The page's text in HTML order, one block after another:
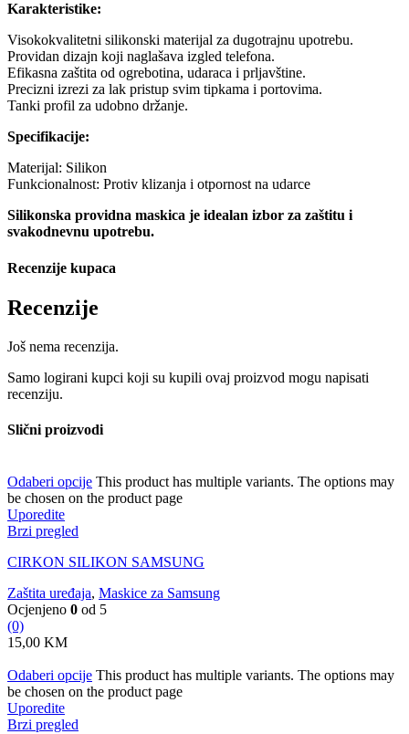
Karakteristike:
Visokokvalitetni silikonski materijal za dugotrajnu upotrebu.
Providan dizajn koji naglašava izgled telefona.
Efikasna zaštita od ogrebotina, udaraca i prljavštine.
Precizni izrezi za lak pristup svim tipkama i portovima.
Tanki profil za udobno držanje.
Specifikacije:
Materijal: Silikon
Funkcionalnost: Protiv klizanja i otpornost na udarce
Silikonska providna maskica je idealan izbor za zaštitu i
svakodnevnu upotrebu.
Recenzije kupaca
Recenzije
Još nema recenzija.
Samo logirani kupci koji su kupili ovaj proizvod mogu napisati
recenziju.
Slični proizvodi
Odaberi opcije This product has multiple variants. The options may
be chosen on the product page
Uporedite
Brzi pregled
CIRKON SILIKON SAMSUNG
Zaštita uređaja, Maskice za Samsung
Ocjenjeno 0 od 5
(0)
15,00 KM
Odaberi opcije This product has multiple variants. The options may
be chosen on the product page
Uporedite
Brzi pregled